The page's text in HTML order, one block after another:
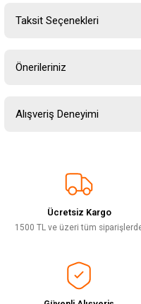
Taksit Seçenekleri
Önerileriniz
Bu ürünün fiyat bilgisi, resim,
yetersiz gördüğünüz noktaları
Ürün resmi kalitesiz, bozuk
Ürün açıklamasında eksik
Ürün bilgilerinde hatalar
Bu ürüne benzer farklı
Alışveriş Deneyimi
Ücretsiz Kargo
1500 TL ve üzeri tüm